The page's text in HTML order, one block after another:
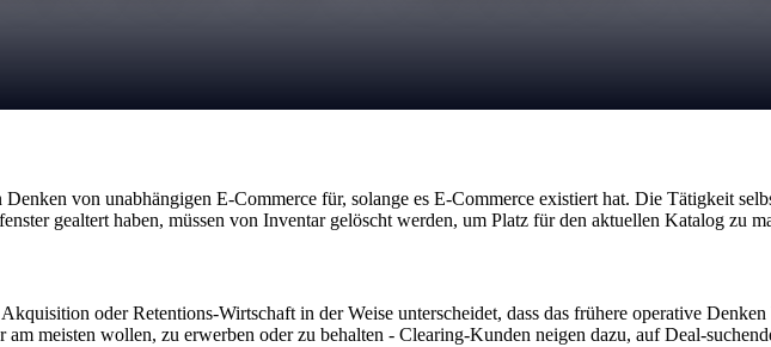
von unabhängigen E-Commerce für, solange es E-Commerce existiert hat. Die Tätigkeit
gealtert haben, müssen von Inventar gelöscht werden, um Platz für den aktuellen Katalog zu
oder Retentions-Wirtschaft in der Weise unterscheidet, dass das frühere operative
meisten wollen, zu erwerben oder zu behalten - Clearing-Kunden neigen dazu, auf Deal-